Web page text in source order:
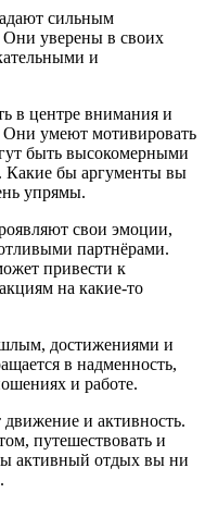
сильным
Они уверены в своих
и
в центре внимания и
Они умеют мотивировать
быть высокомерными
бы аргументы вы
упрямы.
свои эмоции,
партнёрами.
привести к
на какие-то
достижениями и
в надменность,
и работе.
и активность.
путешествовать и
активный отдых вы ни